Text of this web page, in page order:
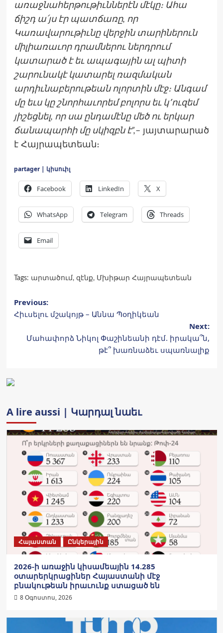
առաջնահերթութիւններէն մէկը։ Ահա
ճիշդ ա՛յս էր պատճառը, որ
Կառավարութիւնը վերջին տարիներուն
միլիառաւոր դրամներու ներդրում
կատարած է եւ ապագային ալ պիտի
շարունակէ կատարել ռազմական
արդիւնաբերութեան ոլորտին մէջ։ Անգամ
մը եւս կը շնորհաւորեմ բոլորս եւ կ՚ուզեմ
յիշեցնել, որ սա ընդամէնը մեծ ու երկար
ճանապարհի մը սկիզբն է”,– յայտարարած
է Հայրապետեան։
partager | կիսուիլ
Facebook LinkedIn X
WhatsApp Telegram Threads
Email
Tags: արտածում, զէնք, Մխիթար Հայրապետեան
Post
navigation
Previous:
Հիւսելու մշա­կոյթ – Ան­նա Պօ­ղիկեան
Next:
Մահափորձ Նիկոլ Փաշինեանի դէմ. իրակա՞ն,
թէ՞ խառնաձեւ սպառնալիք
A lire aussi | Կարդալ նաեւ
Հայաստան Ընկերային
2026-ի առաջին կիսամեային 14.285
օտարերկրացիներ Հայաստանի մէջ
բնակութեան իրաւունք ստացած են
8 Օգոստոս, 2026